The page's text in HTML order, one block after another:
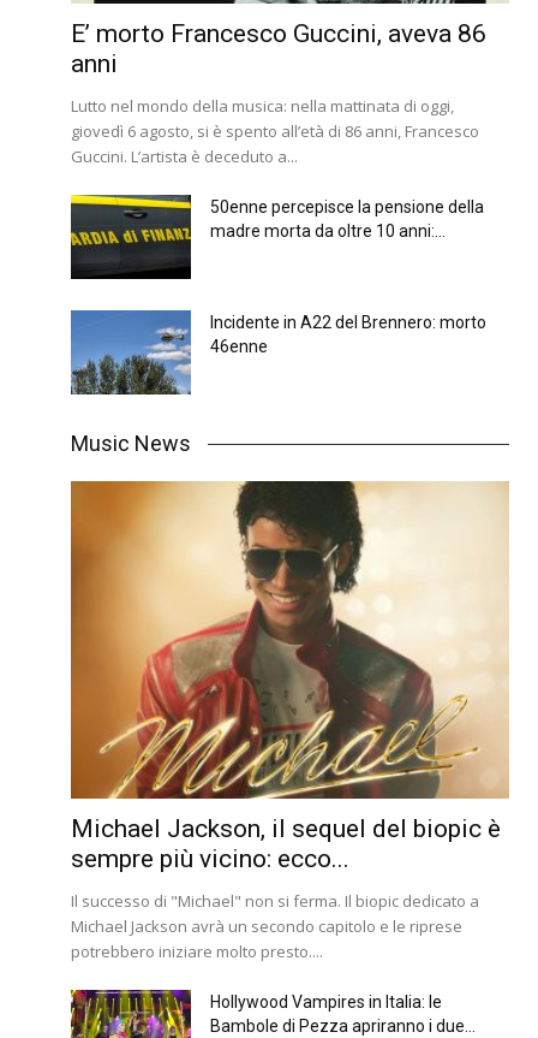
E’ morto Francesco Guccini, aveva 86
anni
Lutto nel mondo della musica: nella mattinata di oggi,
giovedì 6 agosto, si è spento all’età di 86 anni, Francesco
Guccini. L’artista è deceduto a...
50enne percepisce la pensione della
madre morta da oltre 10 anni:...
Incidente in A22 del Brennero: morto
46enne
Music News
Michael Jackson, il sequel del biopic è
sempre più vicino: ecco...
Il successo di "Michael" non si ferma. Il biopic dedicato a
Michael Jackson avrà un secondo capitolo e le riprese
potrebbero iniziare molto presto....
Hollywood Vampires in Italia: le
Bambole di Pezza apriranno i due...